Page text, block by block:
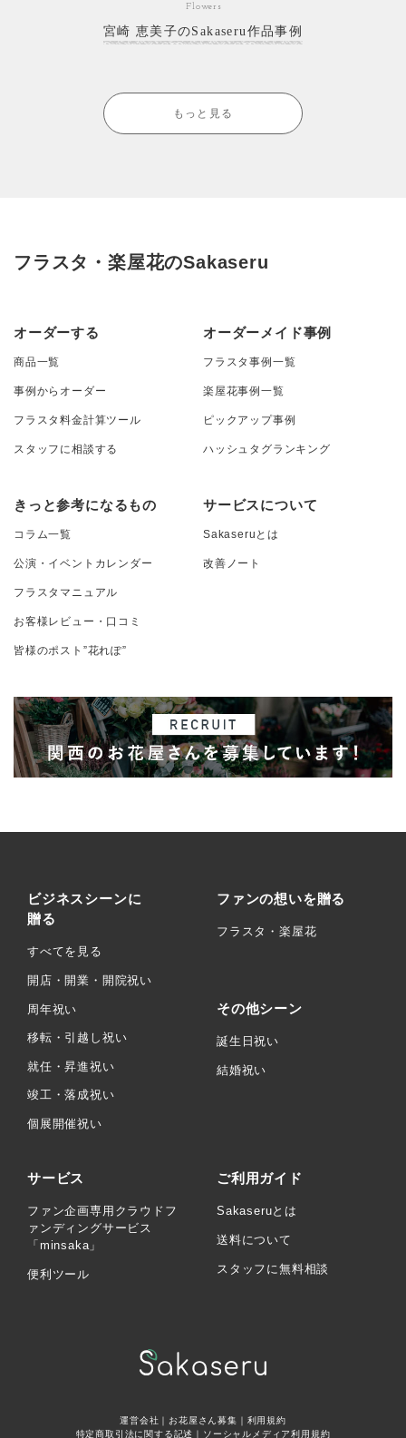
Flowers
宮崎 恵美子のSakaseru作品事例
もっと見る
フラスタ・楽屋花のSakaseru
オーダーする
商品一覧
事例からオーダー
フラスタ料金計算ツール
スタッフに相談する
オーダーメイド事例
フラスタ事例一覧
楽屋花事例一覧
ピックアップ事例
ハッシュタグランキング
きっと参考になるもの
コラム一覧
公演・イベントカレンダー
フラスタマニュアル
お客様レビュー・口コミ
皆様のポスト”花れぽ”
サービスについて
Sakaseruとは
改善ノート
ビジネスシーンに
贈る
すべてを見る
開店・開業・開院祝い
周年祝い
移転・引越し祝い
就任・昇進祝い
竣工・落成祝い
個展開催祝い
ファンの想いを贈る
フラスタ・楽屋花
その他シーン
誕生日祝い
結婚祝い
サービス
ファン企画専用クラウドフ
ァンディングサービス
「minsaka」
便利ツール
ご利用ガイド
Sakaseruとは
送料について
スタッフに無料相談
運営会社 ｜お花屋さん募集 ｜ 利用規約
特定商取引法に関する記述 ｜ ソーシャルメディア利用規約